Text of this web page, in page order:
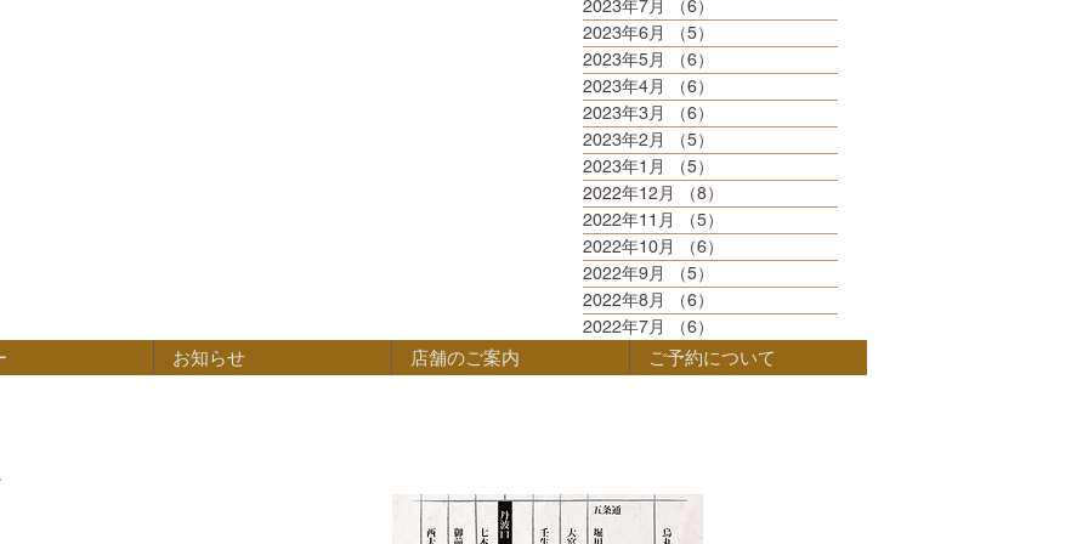
2023年7月
（6）
2023年6月
（5）
2023年5月
（6）
2023年4月
（6）
2023年3月
（6）
2023年2月
（5）
2023年1月
（5）
2022年12月
（8）
2022年11月
（5）
2022年10月
（6）
2022年9月
（5）
2022年8月
（6）
2022年7月
（6）
お知らせ 店舗のご案内 ご予約について